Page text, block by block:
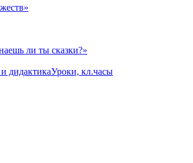
ли ты сказки?»
дидактикаУроки, кл.часы